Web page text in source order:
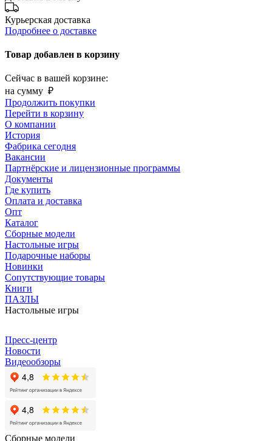
Курьерская доставка
Подробнее о доставке
Товар добавлен в корзину
Сейчас в вашей корзине:
на сумму ₽
Продолжить покупки
Перейти в корзину
О компании
История
Фабрика сегодня
Вакансии
Партнёрские и лицензионные программы
Документы
Где купить
Оплата и доставка
Опт
Каталог
Сборные модели
Настольные игры
Подарочные наборы
Новинки
Сопутствующие товары
Книги
ПАЗЛЫ
Настольные игры
Пресс-центр
Новости
Видеообзоры
Сборные модели